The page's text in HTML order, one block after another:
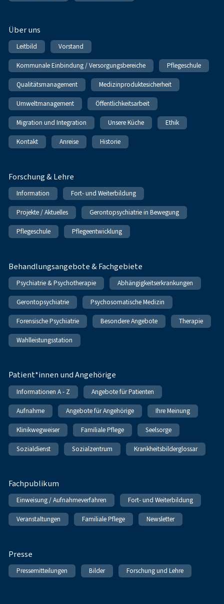
Über uns
Leitbild Vorstand
Kommunale Einbindung / Versorgungsbereiche Pflegeschule
Qualitätsmanagement Medizinproduktesicherheit
Umweltmanagement Öffentlichkeitsarbeit
Migration und Integration Unsere Küche Ethik
Kontakt Anreise Historie
Forschung & Lehre
Information Fort- und Weiterbildung
Projekte / Aktuelles Gerontopsychiatrie in Bewegung
Pflegeschule Pflegeentwicklung
Behandlungsangebote & Fachgebiete
Psychiatrie & Psychotherapie Abhängigkeitserkrankungen
Gerontopsychiatrie Psychosomatische Medizin
Forensische Psychiatrie Besondere Angebote Therapie
Wahlleistungsstation
Patient*innen und Angehörige
Informationen A - Z Angebote für Patienten
Aufnahme Angebote für Angehörige Ihre Meinung
Klinikwegweiser Familiale Pflege Seelsorge
Sozialdienst Sozialzentrum Krankheitsbilderglossar
Fachpublikum
Einweisung / Aufnahmeverfahren Fort- und Weiterbildung
Veranstaltungen Familiale Pflege Newsletter
Presse
Pressemitteilungen Bilder Forschung und Lehre